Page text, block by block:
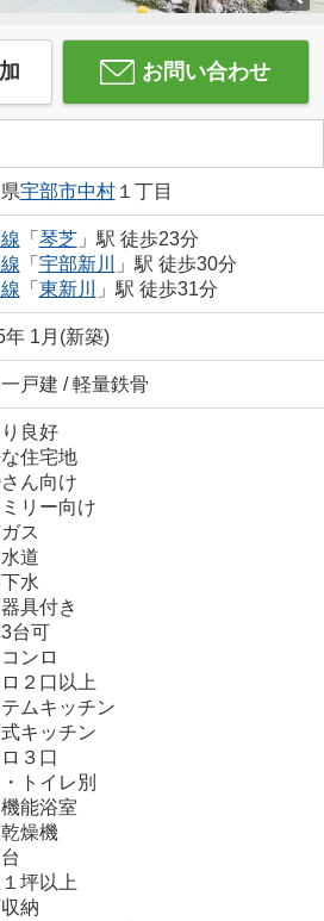
お問い合わせ
宇部市中村１丁目
「 琴芝」駅 徒歩23分
「 宇部新川
」駅 徒歩30分
「 東新川 」駅 徒歩31分
年 1月(新築)
戸建 / 軽量鉄骨
良好
住宅地
ん向け
リー向け
ス
道
水
具付き
台可
ンロ
２口以上
ムキッチン
キッチン
３口
トイレ別
能浴室
燥機
坪以上
納